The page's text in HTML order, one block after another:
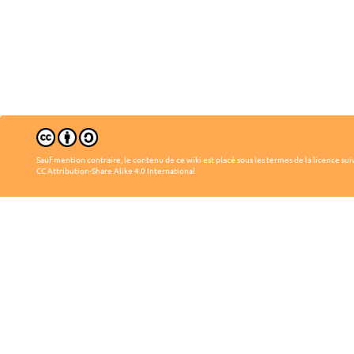
Sauf mention contraire, le contenu de ce wiki est placé sous les termes de la licence
CC Attribution-Share Alike 4.0 International